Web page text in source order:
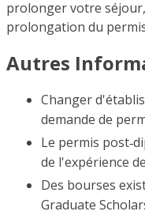
prolonger votre
prolongation du
Autres
Changer
demande de
Le permis
de l'expérience
Des bourses
Graduate